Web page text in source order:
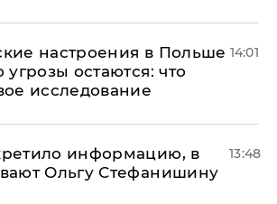
настроения в Польше
остаются: что
исследование
14:01
информацию, в
Ольгу Стефанишину
13:48